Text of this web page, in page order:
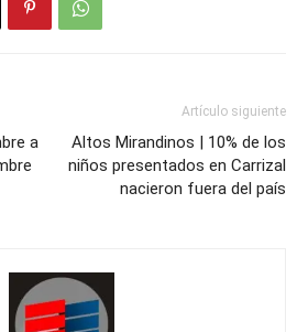
a
Artículo siguiente
Altos Mirandinos | 10% de los
niños presentados en Carrizal
nacieron fuera del país